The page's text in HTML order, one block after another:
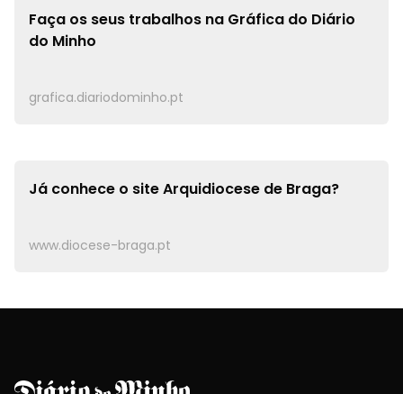
Faça os seus trabalhos na Gráfica do Diário
do Minho
grafica.diariodominho.pt
Já conhece o siteArquidiocese de Braga?
www.diocese-braga.pt